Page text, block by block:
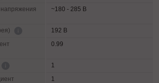
~180 - 285 В
192 В
0.99
1
1